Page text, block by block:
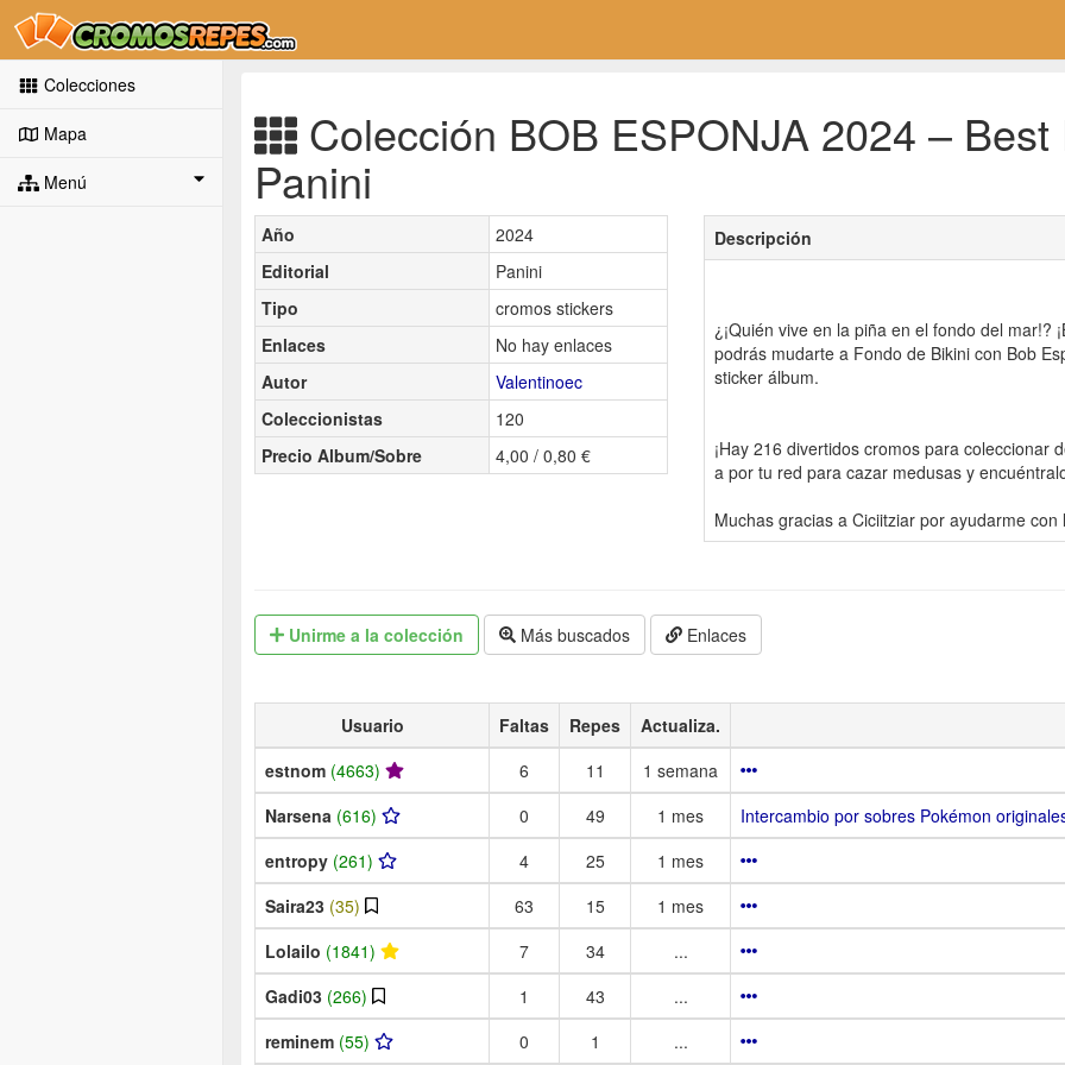
Colecciones
Mapa
Menú
Colección BOB ESPONJA 2024 –
Panini
Año
2024
Editorial
Panini
Tipo
cromos stickers
Enlaces
No hay enlaces
Autor
Valentinoec
Coleccionistas
120
Precio Album/Sobre
4,00 / 0,80 €
Descripción
¿¡Quién vive en la piña en el fondo del mar!?
podrás mudarte a Fondo de Bikini con Bob
sticker álbum.
¡Hay 216 divertidos cromos para coleccionar
a por tu red para cazar medusas y
Muchas gracias a Ciciitziar por ayudarme con
Unirme a la colección Más buscados Enlaces
Usuario Faltas Repes Actualiza.
estnom (4663) 6 11
1 semana
Narsena (616) 0 49 1 mes
Intercambio por sobres Pokémon
entropy (261) 4 25
1 mes
Saira23 (35) 63 15
1 mes
Lolailo (1841) 7 34
...
Gadi03 (266) 1 43
...
reminem (55) 0 1
...